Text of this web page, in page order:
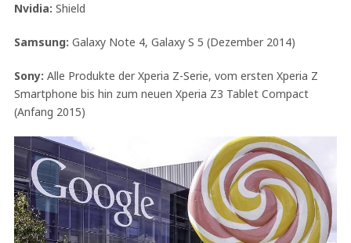
Nvidia: Shield
Samsung: Galaxy Note 4, Galaxy S 5 (Dezember 2014)
Sony: Alle Produkte der Xperia Z-Serie, vom ersten Xperia Z
Smartphone bis hin zum neuen Xperia Z3 Tablet Compact
(Anfang 2015)